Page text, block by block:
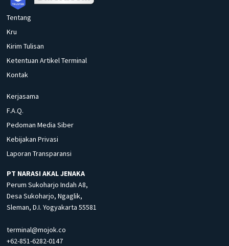
Tentang
Kru
Kirim Tulisan
Ketentuan Artikel Terminal
Kontak
Kerjasama
F.A.Q.
Pedoman Media Siber
Kebijakan Privasi
Laporan Transparansi
PT NARASI AKAL JENAKA
Perum Sukoharjo Indah A8,
Desa Sukoharjo, Ngaglik,
Sleman, D.I. Yogyakarta 55581
terminal@mojok.co
+62-851-6282-0147